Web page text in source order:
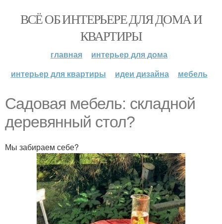
ВСЁ ОБ ИНТЕРЬЕРЕ ДЛЯ ДОМА И
КВАРТИРЫ
главная
интерьер для дома
интерьер для квартиры
идеи дизайна мебель
Садовая мебель: складной
деревянный стол?
Мы забираем себе?